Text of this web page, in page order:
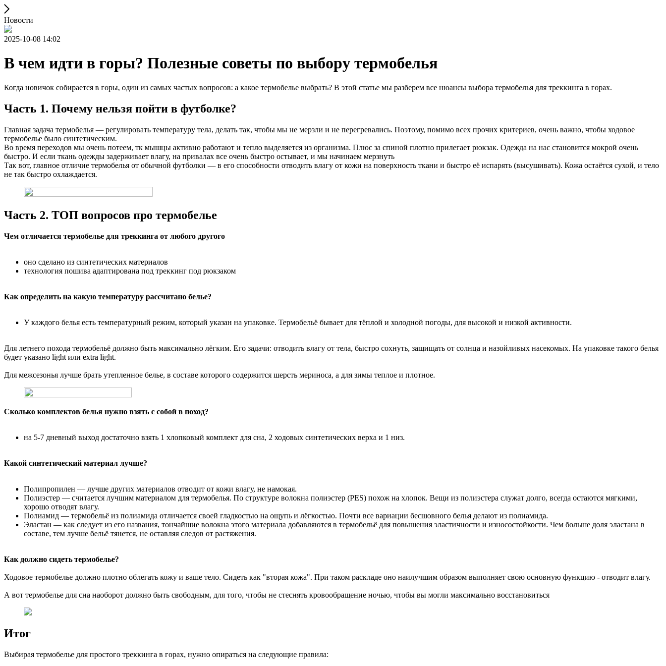
Новости
2025-10-08 14:02
В чем идти в горы? Полезные советы по выбору термобелья
Когда новичок собирается в горы, один из самых частых вопросов: а какое термобелье выбрать? В этой статье мы разберем все нюансы выбора термобелья для треккинга в горах.
Часть 1. Почему нельзя пойти в футболке?
Главная задача термобелья — регулировать температуру тела, делать так, чтобы мы не мерзли и не перегревались. Поэтому, помимо всех прочих критериев, очень важно, чтобы ходовое
термобелье было синтетическим.
Во время переходов мы очень потеем, тк мышцы активно работают и тепло выделяется из организма. Плюс за спиной плотно прилегает рюкзак. Одежда на нас становится мокрой очень
быстро. И если ткань одежды задерживает влагу, на привалах все очень быстро остывает, и мы начинаем мерзнуть
Так вот, главное отличие термобелья от обычной футболки — в его способности отводить влагу от кожи на поверхность ткани и быстро её испарять (высушивать). Кожа остаётся сухой, и тело
не так быстро охлаждается.
Часть 2. ТОП вопросов про термобелье
Чем отличается термобелье для треккинга от любого другого
оно сделано из синтетических материалов
технология пошива адаптирована под треккинг под рюкзаком
Как определить на какую температуру рассчитано белье?
У каждого белья есть температурный режим, который указан на упаковке. Термобельё бывает для тёплой и холодной погоды, для высокой и низкой активности.
Для летнего похода термобельё должно быть максимально лёгким. Его задачи: отводить влагу от тела, быстро сохнуть, защищать от солнца и назойливых насекомых. На упаковке такого белья
будет указано light или extra light.
Для межсезонья лучше брать утепленное белье, в составе которого содержится шерсть мериноса, а для зимы теплое и плотное.
Сколько комплектов белья нужно взять с собой в поход?
на 5-7 дневный выход достаточно взять 1 хлопковый комплект для сна, 2 ходовых синтетических верха и 1 низ.
Какой синтетический материал лучше?
Полипропилен — лучше других материалов отводит от кожи влагу, не намокая.
Полиэстер — считается лучшим материалом для термобелья. По структуре волокна полиэстер (PES) похож на хлопок. Вещи из полиэстера служат долго, всегда остаются мягкими,
хорошо отводят влагу.
Полиамид — термобельё из полиамида отличается своей гладкостью на ощупь и лёгкостью. Почти все вариации бесшовного белья делают из полиамида.
Эластан — как следует из его названия, тончайшие волокна этого материала добавляются в термобельё для повышения эластичности и износостойкости. Чем больше доля эластана в
составе, тем лучше бельё тянется, не оставляя следов от растяжения.
Как должно сидеть термобелье?
Ходовое термобелье должно плотно облегать кожу и ваше тело. Сидеть как "вторая кожа". При таком раскладе оно наилучшим образом выполняет свою основную функцию - отводит влагу.
А вот термобелье для сна наоборот должно быть свободным, для того, чтобы не стеснять кровообращение ночью, чтобы вы могли максимально восстановиться
Итог
Выбирая термобелье для простого треккинга в горах, нужно опираться на следующие правила: